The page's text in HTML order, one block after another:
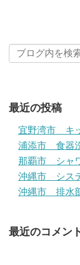
最近の投稿
宜野湾市 キ
浦添市 食器
那覇市 シャ
沖縄市 シス
沖縄市 排水
最近のコメン